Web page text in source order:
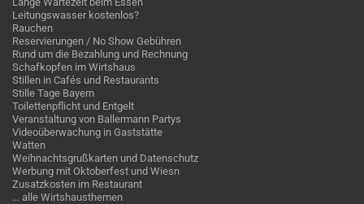
Leitungswasser kostenlos?
Rauchen
Reservierungen / No Show Gebühren
Rund um die Bezahlung und Rechnung
Schafkopfen im Wirtshaus
Stillen in Cafés und Restaurants
Stille Tage Bayern
Toilettenpflicht und Entgelt
Veranstaltung von Ballermann Partys
Videoüberwachung in Gaststätte
Watten
Weihnachtsgrußkarten und Datenschutz
Werbung mit Oktoberfest und Wiesn
Zusatzkosten im Restaurant
… alle Wirtshausthemen